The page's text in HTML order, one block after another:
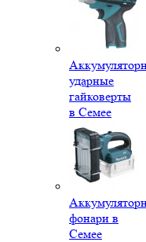
ударные
гайковерты
в Семее
фонари в
Семее